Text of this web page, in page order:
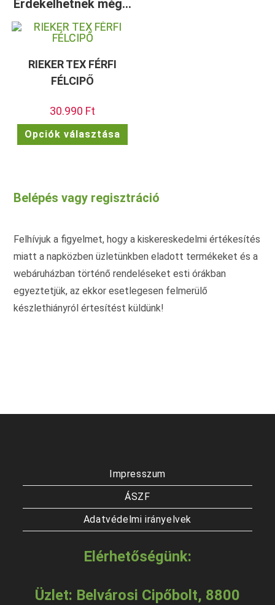
Érdekelhetnek még…
RIEKER TEX FÉRFI
FÉLCIPŐ
30.990 Ft
Opciók választása
terméknek
a
termékoldalon
Belépés vagy regisztráció
Felhívjuk a figyelmet, hogy a kiskereskedelmi értékesítés
miatt a napközben üzletünkben eladott termékeket és a
webáruházban történő rendeléseket esti órákban
egyeztetjük, az ekkor esetlegesen felmerülő
készlethiányról értesítést küldünk!
Impresszum
ÁSZF
Adatvédelmi irányelvek
Elérhetőségünk:
Üzlet: Belvárosi Cipőbolt, 8800